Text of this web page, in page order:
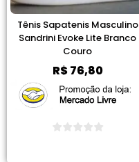
Tênis Sapatenis Masculino
Sandrini Evoke Lite Branco
Couro
R$76,80